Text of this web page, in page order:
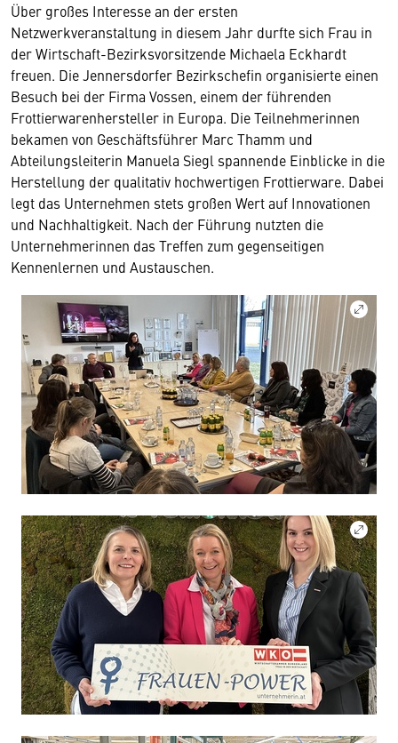
Über großes Interesse an der ersten
Netzwerkveranstaltung in diesem Jahr durfte sich Frau in
der Wirtschaft-Bezirksvorsitzende Michaela Eckhardt
freuen. Die Jennersdorfer Bezirkschefin organisierte einen
Besuch bei der Firma Vossen, einem der führenden
Frottierwarenhersteller in Europa. Die Teilnehmerinnen
bekamen von Geschäftsführer Marc Thamm und
Abteilungsleiterin Manuela Siegl spannende Einblicke in die
Herstellung der qualitativ hochwertigen Frottierware. Dabei
legt das Unternehmen stets großen Wert auf Innovationen
und Nachhaltigkeit. Nach der Führung nutzten die
Unternehmerinnen das Treffen zum gegenseitigen
Kennenlernen und Austauschen.